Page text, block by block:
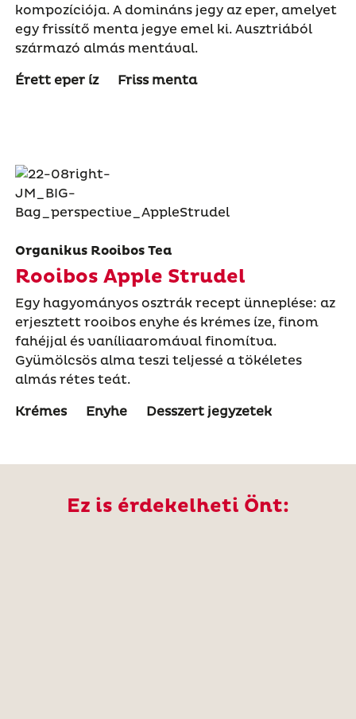
kompozíciója. A domináns jegy az eper, amelyet
egy frissítő menta jegye emel ki. Ausztriából
származó almás mentával.
Érett eper íz
Friss menta
Organikus Rooibos Tea
Rooibos Apple Strudel
Egy hagyományos osztrák recept ünneplése: az
erjesztett rooibos enyhe és krémes íze, finom
fahéjjal és vaníliaaromával finomítva.
Gyümölcsös alma teszi teljessé a tökéletes
almás rétes teát.
Krémes
Enyhe Desszert jegyzetek
Ez is érdekelheti Önt: